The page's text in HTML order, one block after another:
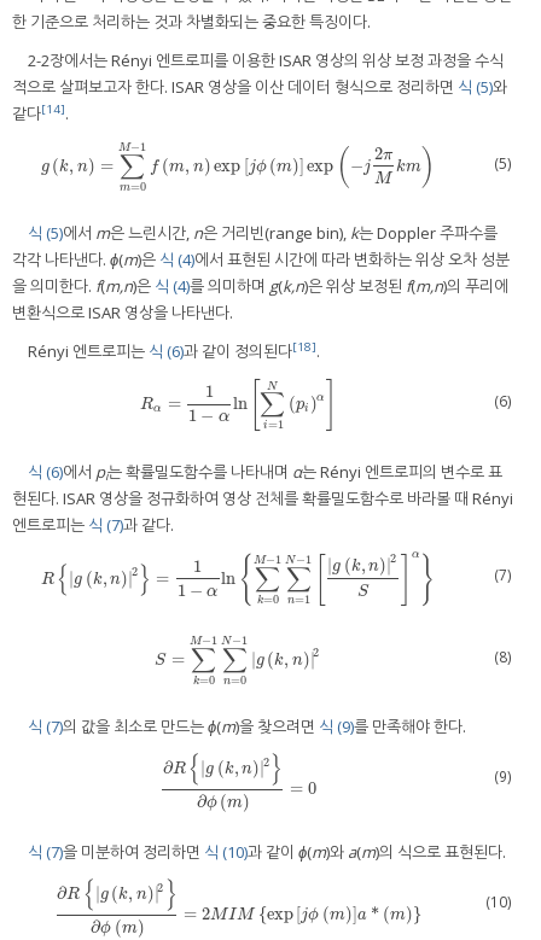
한 기준으로 처리하는 것과 차별화되는 중요한 특징이다.
2-2장에서는 Rényi 엔트로피를 이용한 ISAR 영상의 위상 보정 과정을 수식
적으로 살펴보고자 한다. ISAR 영상을 이산 데이터 형식으로 정리하면 식 (5)와
같다[14].
g (k, n) = ∑
m=0
M−1
f (m, n)exp [jϕ (m)] exp ( −j
2π
M
km)
gk n= ∑ m=0M−1fm,nexpjϕmexp−j2πMkm (5)
식 (5)에서 m은 느린시간, n은 거리빈(range bin), k는 Doppler 주파수를
각각 나타낸다. ϕ(m)은 식 (4)에서 표현된 시간에 따라 변화하는 위상 오차 성분
을 의미한다. f(m,n)은 식 (4)를 의미하며 g(k,n)은 위상 보정된 f(m,n)의 푸리에
변환식으로 ISAR 영상을 나타낸다.
Rényi 엔트로피는 식 (6)과 같이 정의된다[18].
Rα =
1
1 − α
ln ∑
i=1
N
(pi )α
Rα=11−αln∑ =1Npiα (6)
식 (6)에서 pi는 확률밀도함수를 나타내며 α는 Rényi 엔트로피의 변수로 표
현된다. ISAR 영상을 정규화하여 영상 전체를 확률밀도함수로 바라볼 때 Rényi
엔트로피는 식 (7)과 같다.
R { g (k, n) |2 } =
1
1 − α
ln { ∑
k=0
M−1 ∑
n=1
N−1 g (k, n) |2
S
α }
Rgk,n2 = 11−αln∑k=0M− 1∑ = 1N − gk,n2Sα (7)
S = ∑
k=0
M−1 ∑
n=0
N−1
g (k, n)|2
S= ∑k =0 M 1∑ n =0N−1gk,n (8)
식 (7)의 값을 최소로 만드는ϕ(m)을 찾으려면 식 (9)를 만족해야 한다.
∂R { g (k, n) |2 }
∂ϕ (m)
= 0
∂Rgk,n2∂ϕm=0
(9)
식 (7)을 미분하여 정리하면 식 (10)과 같이 ϕ(m)와 a(m)의 식으로 표현된다.
∂R { g (k, n)|2 }
∂ϕ (m)
= 2MIM {exp [jϕ (m)]a * (m)}
∂Rgk,n 2∂ϕm=2MIMexpjϕ ma *m
(10)